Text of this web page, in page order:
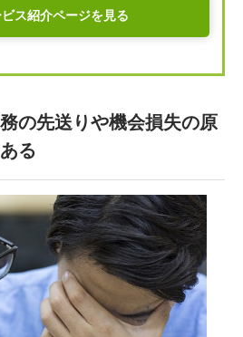
ス紹介ページを見る
の先送りや機会損失の原
る